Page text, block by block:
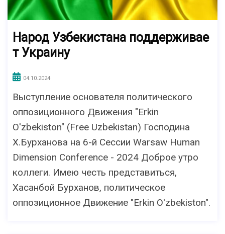
Народ Узбекистана поддерживае
т Украину
04.10.2024
Выступление основателя политического
оппозиционного Движения "Erkin
O'zbekiston" (Free Uzbekistan) Господина
Х.Бурханова на 6-й Сессии Warsaw Human
Dimension Conference - 2024 Доброе утро
коллеги. Имею честь представиться,
Хасанбой Бурханов, политическое
оппозиционное Движение "Erkin O'zbekiston".